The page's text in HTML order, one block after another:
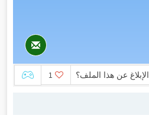
الإبلاغ عن هذا الملف؟ 1